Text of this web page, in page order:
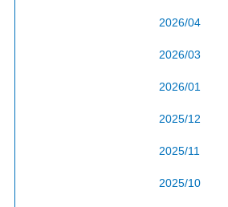
2026/04
2026/03
2026/01
2025/12
2025/11
2025/10